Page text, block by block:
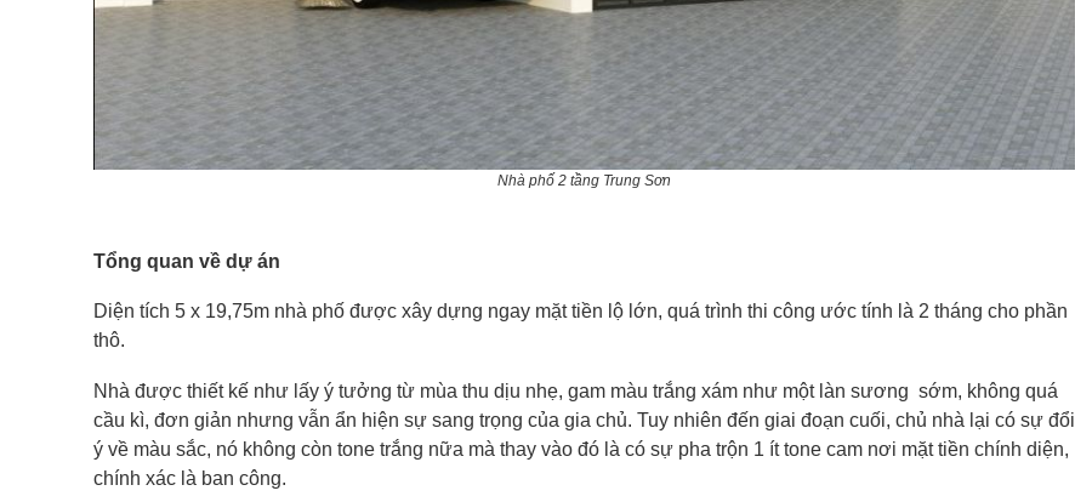
Nhà phố 2 tầng Trung Sơn
Tổng quan về dự án
Diện tích 5 x 19,75m nhà phố được xây dựng ngay mặt tiền lộ lớn, quá trình thi công ước tính là 2 tháng cho phần
thô.
Nhà được thiết kế như lấy ý tưởng từ mùa thu dịu nhẹ, gam màu trắng xám như một làn sương sớm, không quá
cầu kì, đơn giản nhưng vẫn ẩn hiện sự sang trọng của gia chủ. Tuy nhiên đến giai đoạn cuối, chủ nhà lại có sự đổi
ý về màu sắc, nó không còn tone trắng nữa mà thay vào đó là có sự pha trộn 1 ít tone cam nơi mặt tiền chính diện,
chính xác là ban công.